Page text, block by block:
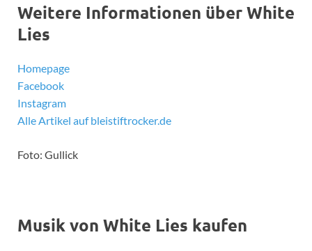
Weitere Informationen über White
Lies
Homepage
Facebook
Instagram
Alle Artikel auf bleistiftrocker.de
Foto: Gullick
Musik von White Lies kaufen